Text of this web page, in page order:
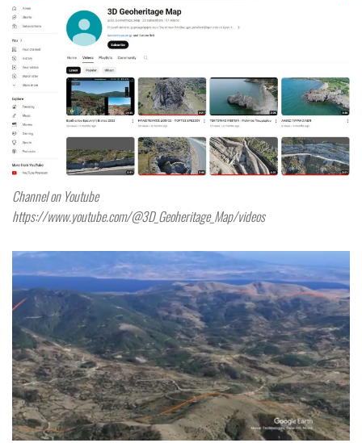
Channel on Youtube
https://www.youtube.com/@3D_Geoheritage_Map/videos